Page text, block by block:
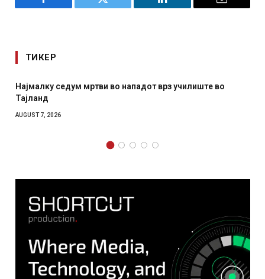
Facebook Twitter LinkedIn Email
ТИКЕР
СОЗИС: Украинците повеќе им веруваат на генералите
отколку на Зеленски
AUGUST 7, 2026